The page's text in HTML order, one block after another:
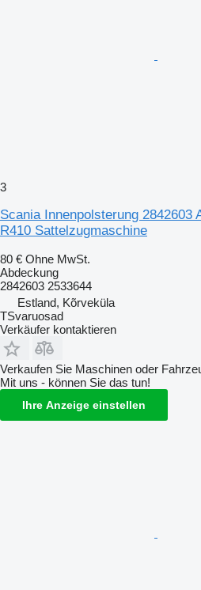
3
Scania Innenpolsterung 2842603
R410 Sattelzugmaschine
80 € Ohne MwSt.
Abdeckung
2842603 2533644
Estland, Kõrveküla
TSvaruosad
Verkäufer kontaktieren
Verkaufen Sie Maschinen oder
Mit uns - können Sie das tun!
Ihre Anzeige einstellen